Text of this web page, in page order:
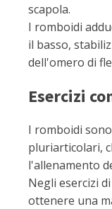
scapola.
I romboidi
il basso,
dell'omero di
Esercizi
I romboidi
pluriarticolari,
l'allenamento
Negli esercizi
ottenere una